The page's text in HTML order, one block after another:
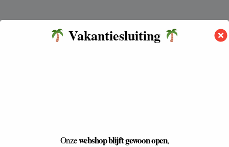
Vakantiesluiting
Onzewebshop blijft gewoon open,